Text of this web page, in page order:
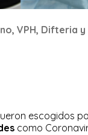
VPH, Difteria
escogidos
como